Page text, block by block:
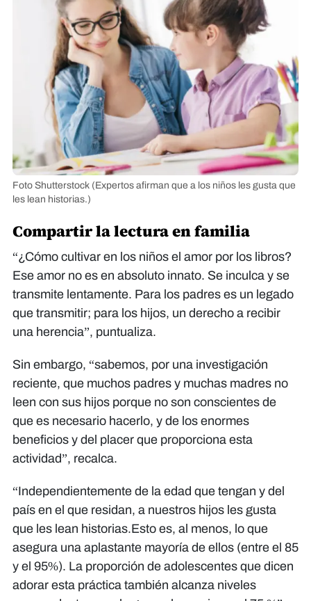
Foto Shutterstock (Expertos afirman que a los niños les gusta que
les lean historias.)
Compartir la lectura en familia
“¿Cómo cultivar en los niños el amor por los libros?
Ese amor no es en absoluto innato. Se inculca y se
transmite lentamente. Para los padres es un legado
que transmitir; para los hijos, un derecho a recibir
una herencia”, puntualiza.
Sin embargo, “sabemos, por una investigación
reciente, que muchos padres y muchas madres no
leen con sus hijos porque no son conscientes de
que es necesario hacerlo, y de los enormes
beneficios y del placer que proporciona esta
actividad”, recalca.
“Independientemente de la edad que tengan y del
país en el que residan, a nuestros hijos les gusta
que les lean historias.Esto es, al menos, lo que
asegura una aplastante mayoría de ellos (entre el 85
y el 95%). La proporción de adolescentes que dicen
adorar esta práctica también alcanza niveles